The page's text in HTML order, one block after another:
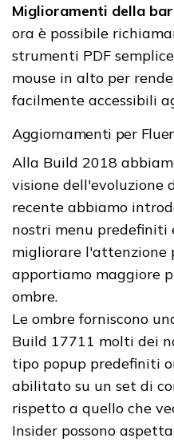
Miglioramenti della
ora è possibile
strumenti PDF
mouse in alto per
facilmente accessibili
Aggiornamenti per
Alla Build 2018
visione dell'evoluzione
recente abbiamo
nostri menu predefiniti
migliorare l'attenzione
apportiamo maggiore
ombre.
Le ombre forniscono
Build 17711 molti dei
tipo popup predefiniti
abilitato su un set di
rispetto a quello che
Insider possono